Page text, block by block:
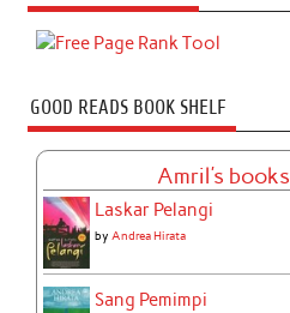
GOOD READS BOOK SHELF
Amril's books
Laskar Pelangi
byAndrea Hirata
Sang Pemimpi